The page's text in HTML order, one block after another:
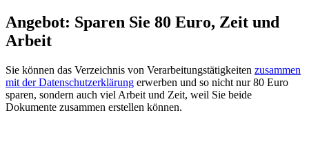
Angebot: Sparen Sie 80 Euro, Zeit und
Arbeit
Sie können das Verzeichnis von Verarbeitungstätigkeiten zusammen
mit der Datenschutzerklärung erwerben und so nicht nur 80 Euro
sparen, sondern auch viel Arbeit und Zeit, weil Sie beide
Dokumente zusammen erstellen können.